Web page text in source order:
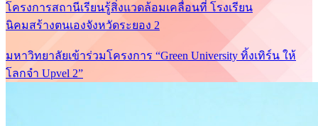
โครงการสถานีเรียนรู้สิ่งแวดล้อมเคลื่อนที่ โรงเรียน
นิคมสร้างตนเองจังหวัดระยอง 2
มหาวิทยาลัยเข้าร่วมโครงการ “Green University ทิ้งเทิร์น ให้
โลกจำ Upvel 2”